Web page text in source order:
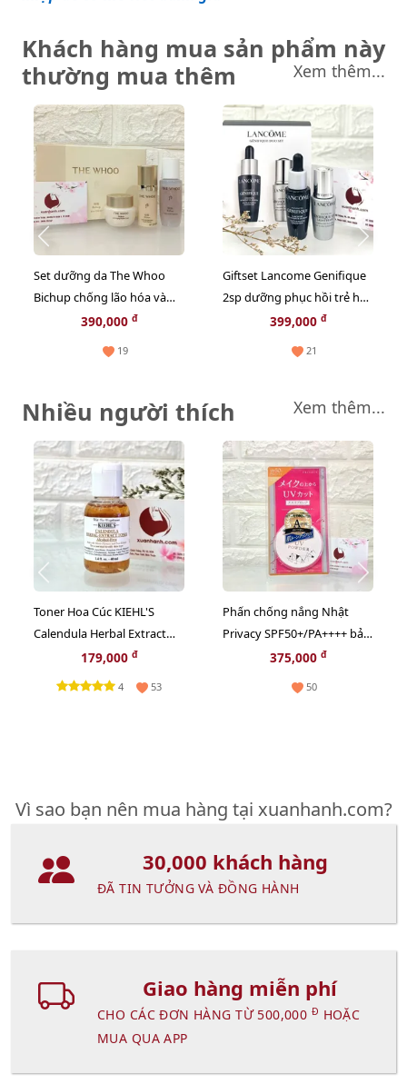
Khách hàng mua sản phẩm này
thường mua thêm
Xem thêm...
Set dưỡng da The Whoo
Bichup chống lão hóa và
nuôi dưỡng tái sinh làn da,
390,000 đ
19
Giftset Lancome Genifique
2sp dưỡng phục hồi trẻ hóa
da cho cả mặt và mắt (HOT)
399,000 đ
21
Nhiều người thích Xem thêm...
Toner Hoa Cúc KIEHL'S
Calendula Herbal Extract
cân bằng độ ẩm và sạch
sâu - 40ml
179,000 đ
4 53
Phấn chống nắng Nhật
Privacy SPF50+/PA++++ bảo
vệ và thoáng mịn đẹp da
375,000 đ
50
Vì sao bạn nên mua hàng tại xuanhanh.com?
30,000 khách hàng
ĐÃ TIN TƯỞNG VÀ ĐỒNG HÀNH
Giao hàng miễn phí
CHO CÁC ĐƠN HÀNG TỪ 500,000 Đ HOẶC
MUA QUA APP